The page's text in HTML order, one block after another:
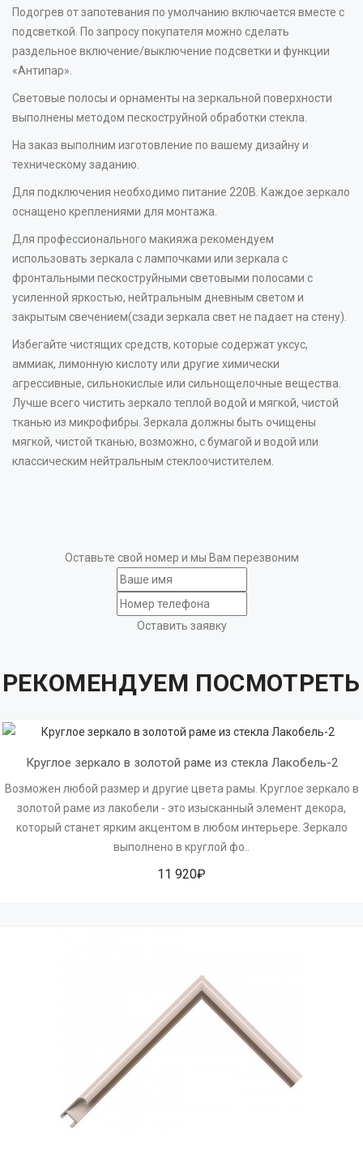
Подогрев от запотевания по умолчанию включается вместе с
подсветкой. По запросу покупателя можно сделать
раздельное включение/выключение подсветки и функции
«Антипар».
Световые полосы и орнаменты на зеркальной поверхности
выполнены методом пескоструйной обработки стекла.
На заказ выполним изготовление по вашему дизайну и
техническому заданию.
Для подключения необходимо питание 220В. Каждое зеркало
оснащено креплениями для монтажа.
Для профессионального макияжа рекомендуем
использовать зеркала с лампочками или зеркала с
фронтальными пескоструйными световыми полосами с
усиленной яркостью, нейтральным дневным светом и
закрытым свечением(сзади зеркала свет не падает на стену).
Избегайте чистящих средств, которые содержат уксус,
аммиак, лимонную кислоту или другие химически
агрессивные, сильнокислые или сильнощелочные вещества.
Лучше всего чистить зеркало теплой водой и мягкой, чистой
тканью из микрофибры. Зеркала должны быть очищены
мягкой, чистой тканью, возможно, с бумагой и водой или
классическим нейтральным стеклоочистителем.
Оставьте свой номер и мы Вам перезвоним
Оставить заявку
РЕКОМЕНДУЕМ ПОСМОТРЕТЬ
Круглое зеркало в золотой раме из стекла Лакобель-2
Возможен любой размер и другие цвета рамы. Круглое зеркало в
золотой раме из лакобели - это изысканный элемент декора,
который станет ярким акцентом в любом интерьере. Зеркало
выполнено в круглой фо..
11 920₽